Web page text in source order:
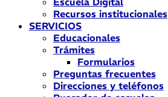
Recursos institucionales
SERVICIOS
Educacionales
Trámites
Formularios
Preguntas frecuentes
Direcciones y teléfonos